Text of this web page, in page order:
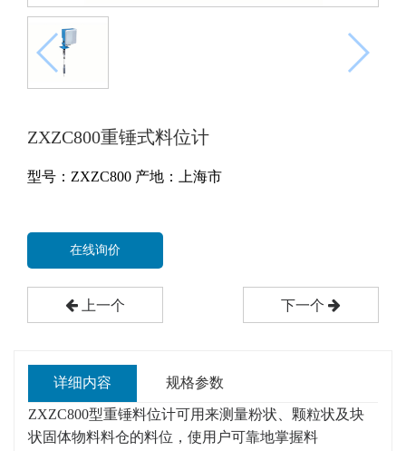
ZXZC800重锤式料位计
型号：ZXZC800 产地：上海市
在线询价
上一个 下一个
详细内容 规格参数
ZXZC800型重锤料位计可用来测量粉状、颗粒状及块
状固体物料料仓的料位，使用户可靠地掌握料